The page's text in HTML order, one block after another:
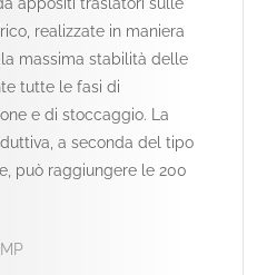
realizzate in maniera
massima stabilità delle
tutte le fasi di
e di stoccaggio. La
a seconda del tipo
può raggiungere le 200